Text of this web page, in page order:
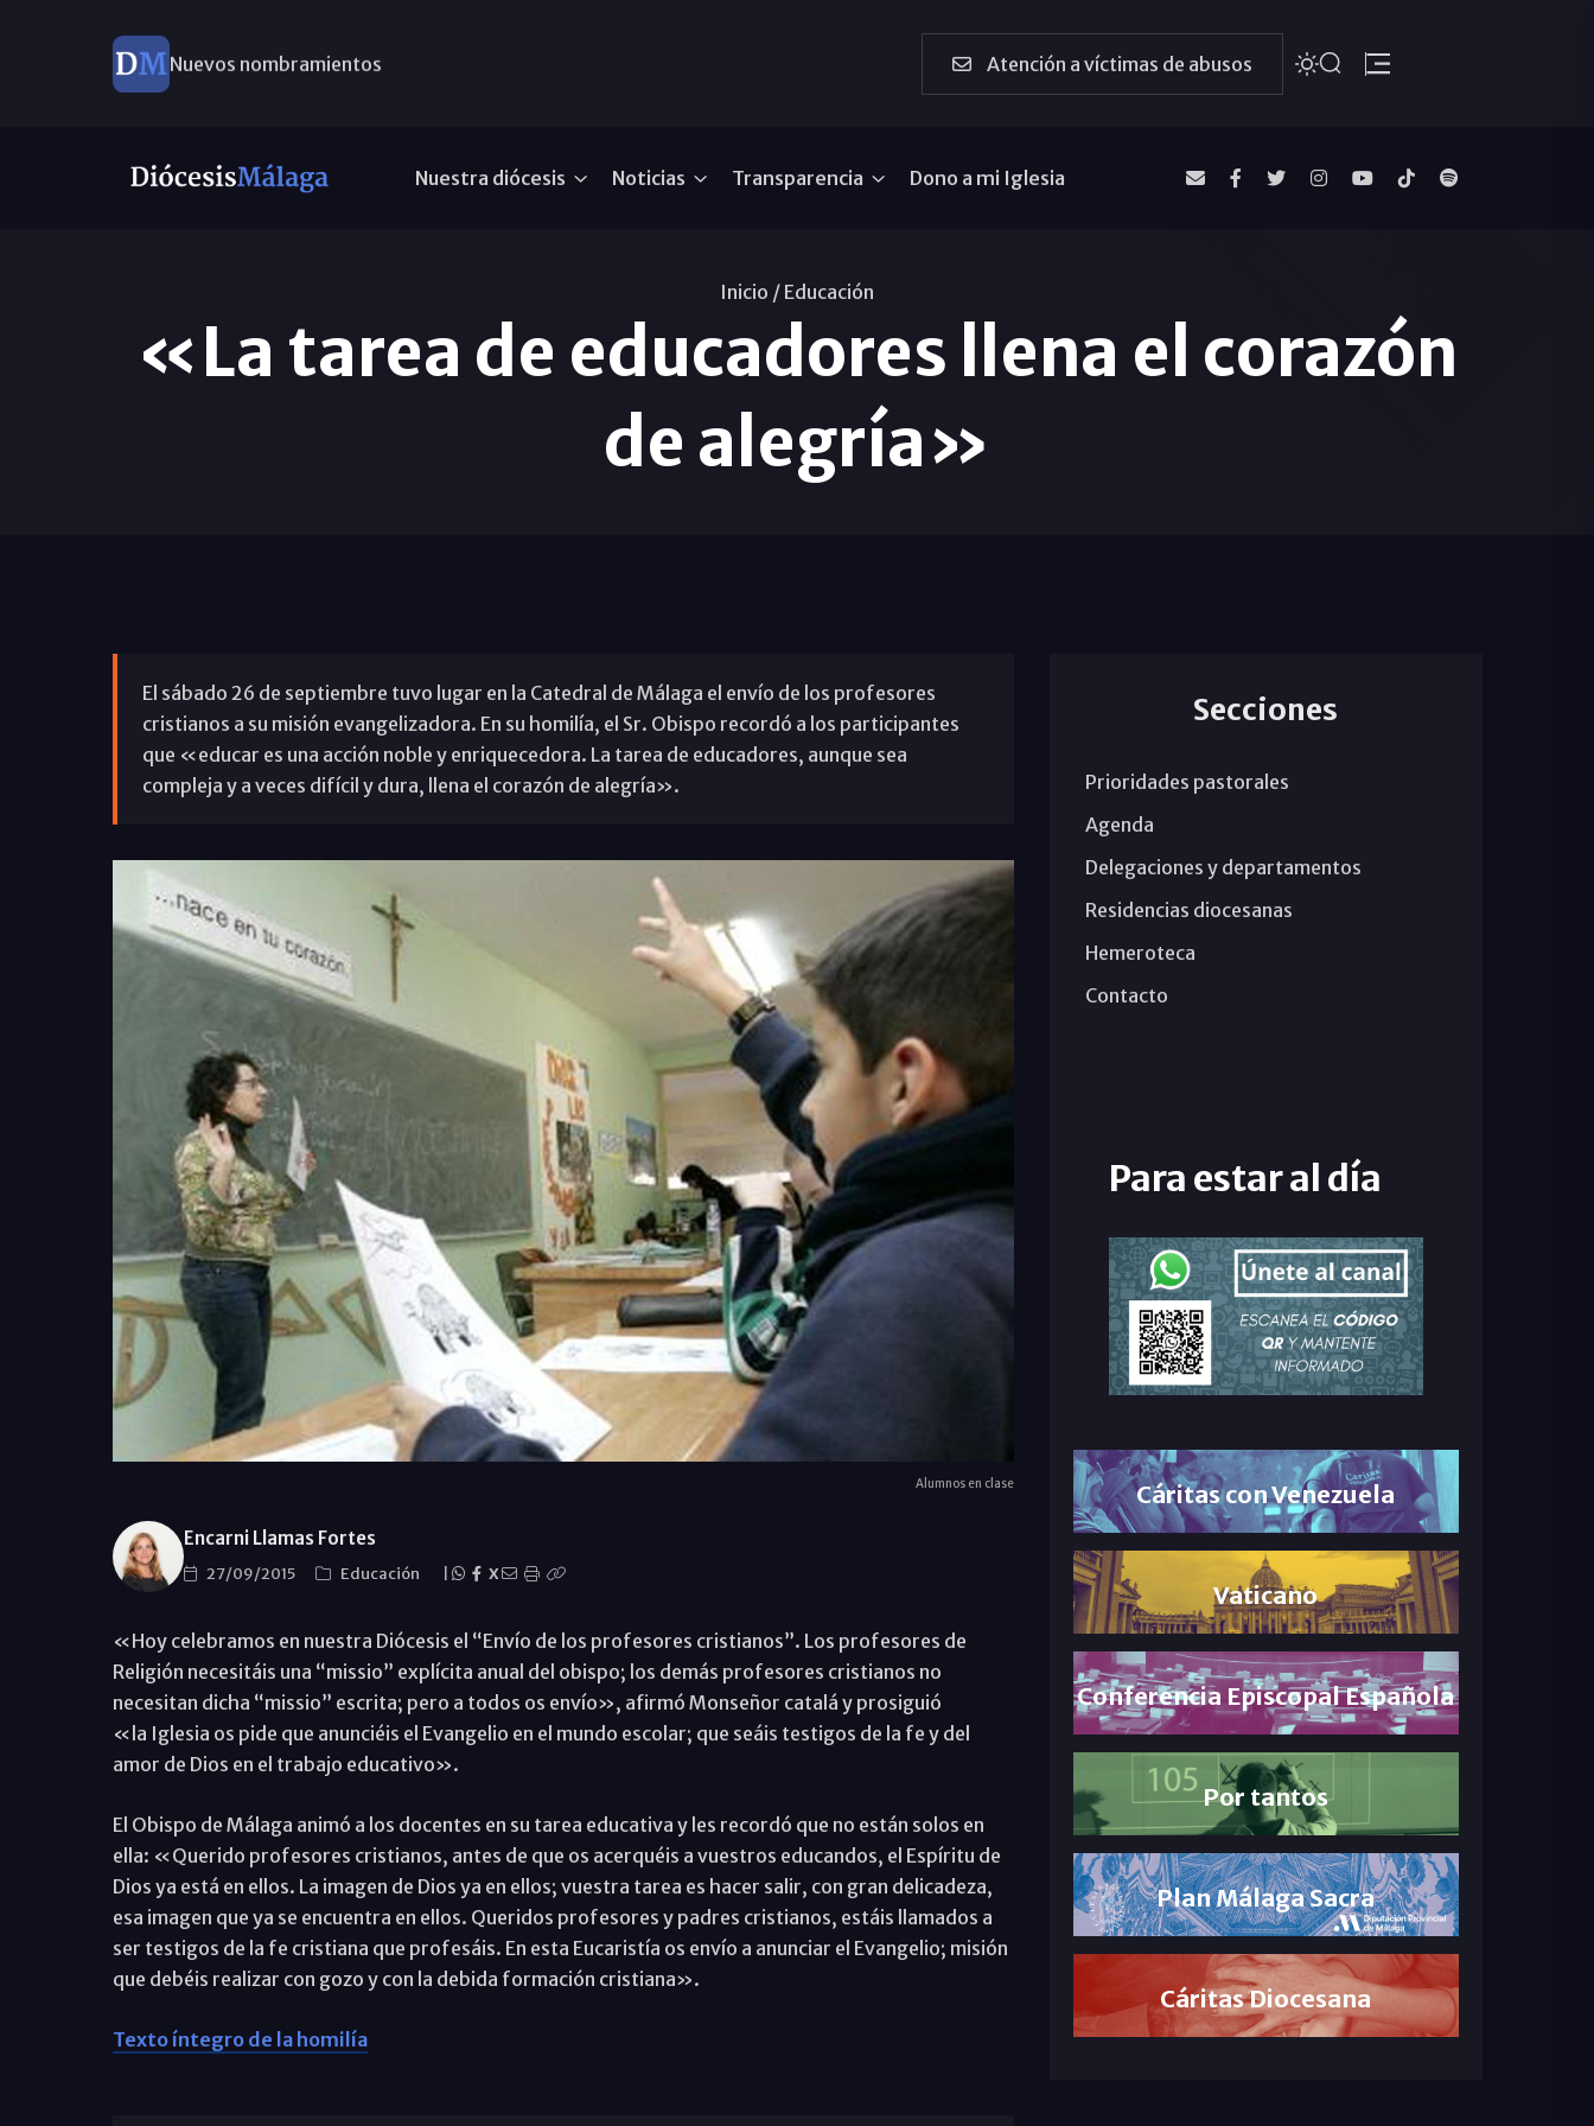
Nuevos nombramientos Atención a víctimas de abusos
Nuestra diócesis Noticias Transparencia Dono a mi Iglesia
Inicio / Educación
«La tarea de educadores llena el corazón
de alegría»
El sábado 26 de septiembre tuvo lugar en la Catedral de Málaga el envío de los profesores
cristianos a su misión evangelizadora. En su homilía, el Sr. Obispo recordó a los participantes
que «educar es una acción noble y enriquecedora. La tarea de educadores, aunque sea
compleja y a veces difícil y dura, llena el corazón de alegría».
Alumnos en clase
Encarni Llamas Fortes
27/09/2015 Educación X
«Hoy celebramos en nuestra Diócesis el “Envío de los profesores cristianos”. Los profesores de
Religión necesitáis una “missio” explícita anual del obispo; los demás profesores cristianos no
necesitan dicha “missio” escrita; pero a todos os envío», afirmó Monseñor catalá y prosiguió
«la Iglesia os pide que anunciéis el Evangelio en el mundo escolar; que seáis testigos de la fe y del
amor de Dios en el trabajo educativo».
El Obispo de Málaga animó a los docentes en su tarea educativa y les recordó que no están solos en
ella: «Querido profesores cristianos, antes de que os acerquéis a vuestros educandos, el Espíritu de
Dios ya está en ellos. La imagen de Dios ya en ellos; vuestra tarea es hacer salir, con gran delicadeza,
esa imagen que ya se encuentra en ellos. Queridos profesores y padres cristianos, estáis llamados a
ser testigos de la fe cristiana que profesáis. En esta Eucaristía os envío a anunciar el Evangelio; misión
que debéis realizar con gozo y con la debida formación cristiana».
Texto íntegro de la homilía
Secciones
Prioridades pastorales
Agenda
Delegaciones y departamentos
Residencias diocesanas
Hemeroteca
Contacto
Para estar al día
Cáritas con Venezuela
Vaticano
Conferencia Episcopal Española
Por tantos
Plan Málaga Sacra
Cáritas Diocesana